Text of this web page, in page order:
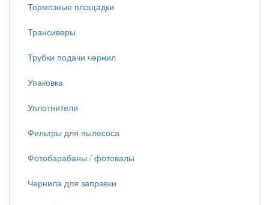
Тормозные площадки
Трансиверы
Трубки подачи чернил
Упаковка
Уплотнители
Фильтры для пылесоса
Фотобарабаны / фотовалы
Чернила для заправки